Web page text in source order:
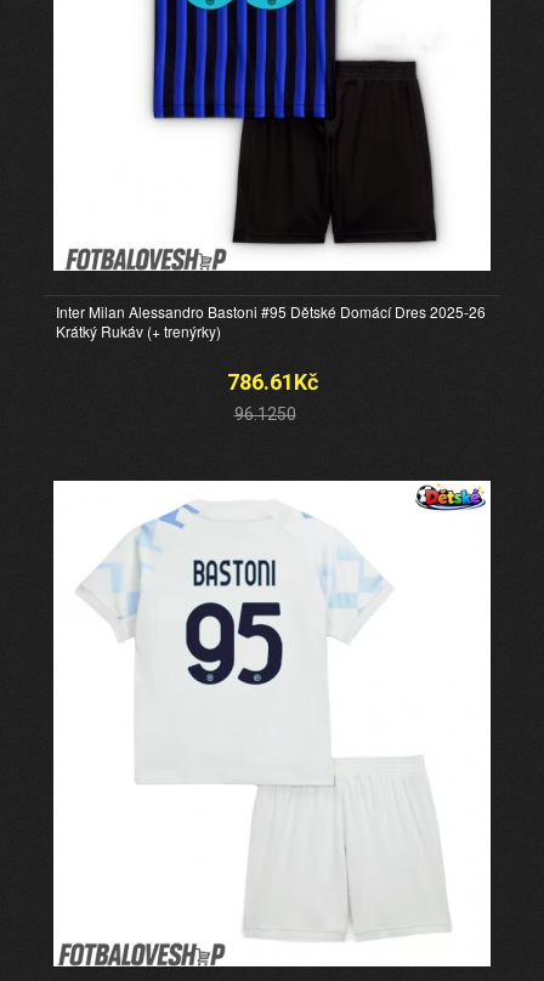
Inter Milan Alessandro Bastoni #95 Dětské Domácí Dres 2025-26
Krátký Rukáv (+ trenýrky)
786.61Kč
96.1250